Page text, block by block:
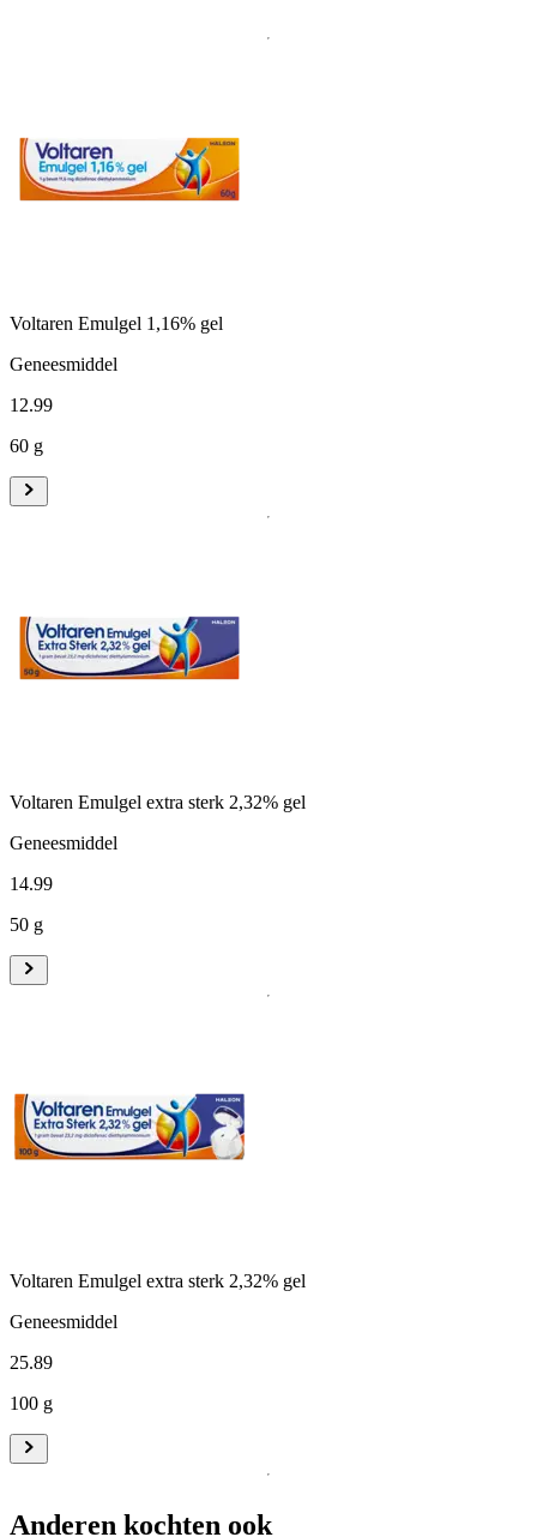
Voltaren Emulgel 1,16% gel
Geneesmiddel
12.99
60 g
Voltaren Emulgel extra sterk 2,32% gel
Geneesmiddel
14.99
50 g
Voltaren Emulgel extra sterk 2,32% gel
Geneesmiddel
25.89
100 g
Anderen kochten ook